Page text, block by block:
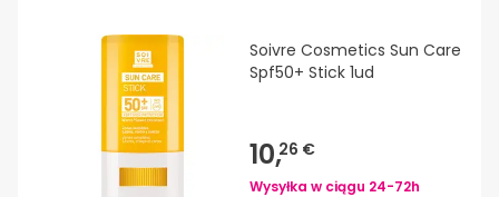
Soivre Cosmetics Sun Care
Spf50+ Stick 1ud
10,26 €
Wysyłka w ciągu 24-72h